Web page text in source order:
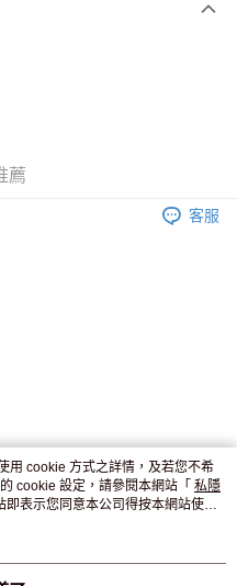
作天到店，7天內取。逾期後
薦
客服
用 cookie 方式之詳情，及若您不希
cookie 設定，請參閱本網站「 私隱
表示您同意本公司得按本網站使用